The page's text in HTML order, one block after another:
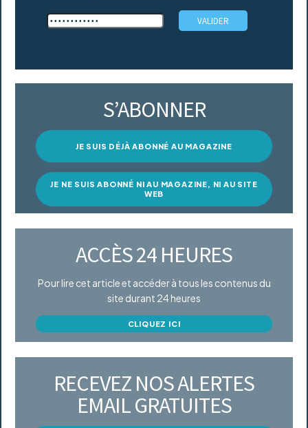
S’ABONNER
JE SUIS DÉJÀ ABONNÉ AU MAGAZINE
JE NE SUIS ABONNÉ NI AU MAGAZINE, NI AU SITE
WEB
ACCÈS 24 HEURES
Pour lire cet article et accéder à tous les contenus du
site durant 24 heures
CLIQUEZ ICI
RECEVEZ NOS ALERTES
EMAIL GRATUITES